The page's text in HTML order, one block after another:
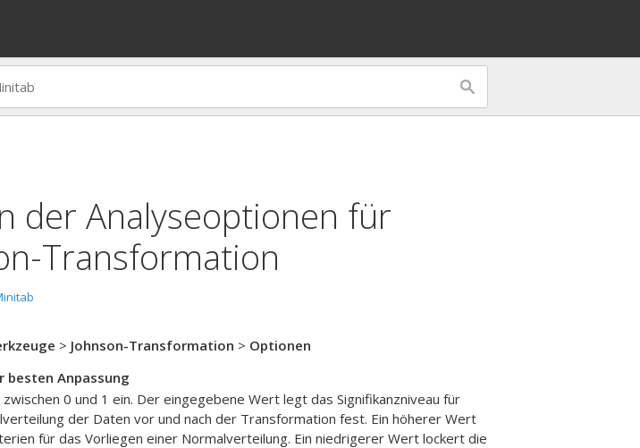
der Analyseoptionen für
Transformation
> Johnson-Transformation > Optionen
besten Anpassung
0 und 1 ein. Der eingegebene Wert legt das Signifikanzniveau für
der Daten vor und nach der Transformation fest. Ein höherer Wert
für das Vorliegen einer Normalverteilung. Ein niedrigerer Wert lockert die